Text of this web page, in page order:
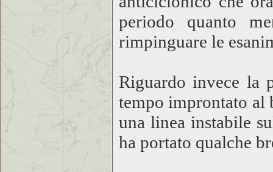
periodo quanto
rimpinguare le
Riguardo invece la
tempo improntato al
una linea instabile
ha portato qualche